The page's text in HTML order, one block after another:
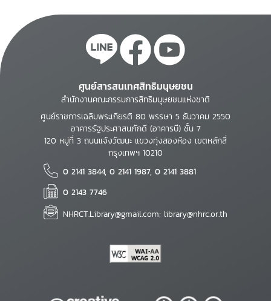
ศูนย์สารสนเทศสิทธิมนุษยชน
สำนักงานคณะกรรมการสิทธิมนุษยชนแห่งชาติ
ศูนย์ราชการเฉลิมพระเกียรติ 80 พรรษา 5 ธันวาคม 2550
อาคารรัฐประศาสนภักดี (อาคารบี) ชั้น 7
120 หมู่ที่ 3 ถนนแจ้งวัฒนะ แขวงทุ่งสองห้อง เขตหลักสี่
กรุงเทพฯ 10210
0 2141 3844, 0 2141 1987, 0 2141 3881
0 2143 7746
NHRCT.Library@gmail.com; library@nhrc.or.th